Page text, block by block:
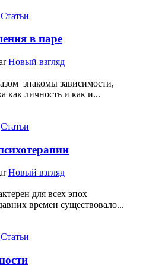
Статьи
в паре
Новый взгляд
знакомы зависимости,
как личность и как и...
Статьи
Новый взгляд
для всех эпох
времен существовало...
Статьи